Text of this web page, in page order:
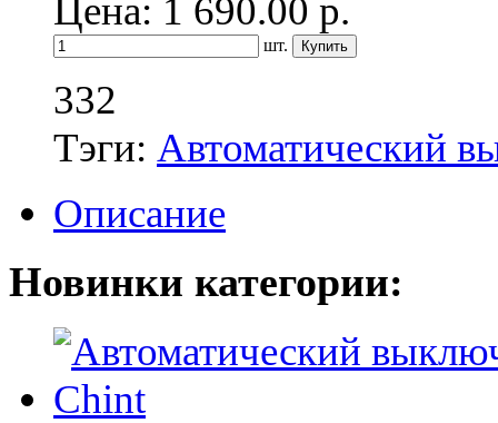
Цена: 1 690.00 р.
шт.
332
Тэги: Автоматический
Описание
Новинки категории: